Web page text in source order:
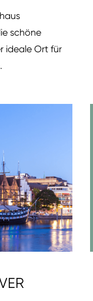
schöne
ideale Ort für